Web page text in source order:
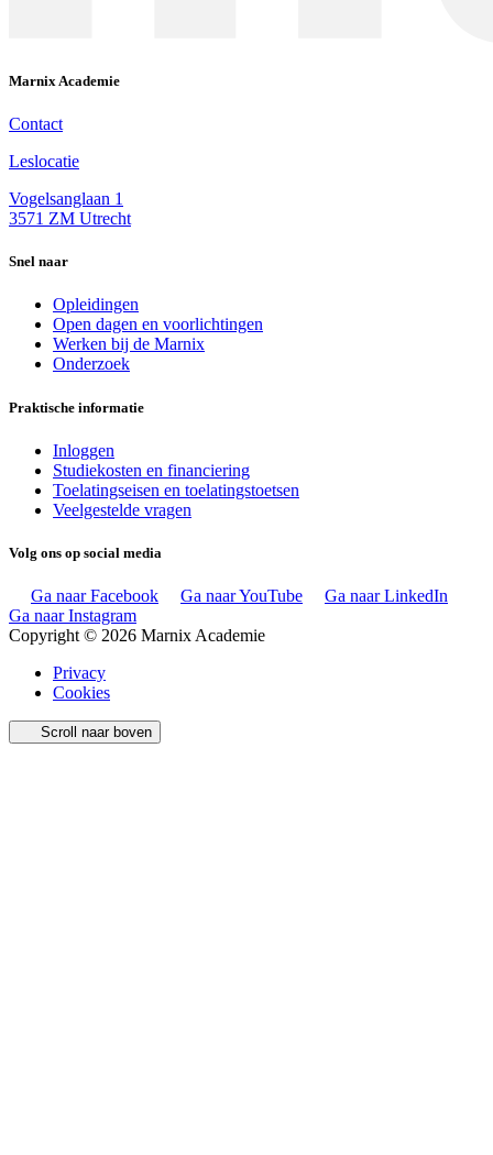
Marnix Academie
Contact
Leslocatie
Vogelsanglaan 1
3571 ZM Utrecht
Snel naar
Opleidingen
Open dagen en voorlichtingen
Werken bij de Marnix
Onderzoek
Praktische informatie
Inloggen
Studiekosten en financiering
Toelatingseisen en toelatingstoetsen
Veelgestelde vragen
Volg ons op social media
Ga naar Facebook Ga naar YouTube
Ga naar LinkedIn
Ga naar Instagram
Copyright © 2026 Marnix Academie
Privacy
Cookies
Scroll naar boven